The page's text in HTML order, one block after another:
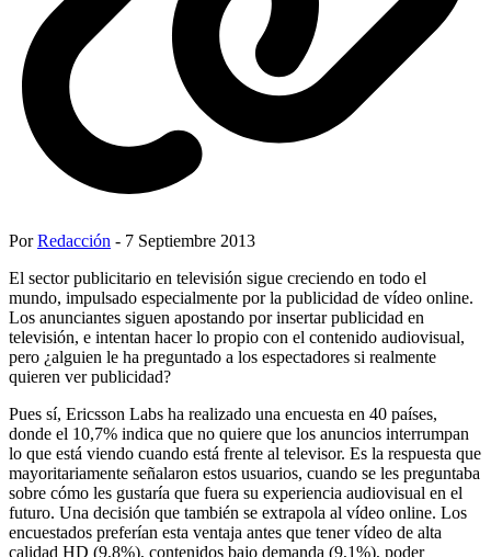
PorRedacción - 7 Septiembre 2013
El sector publicitario en televisión sigue creciendo en todo el
mundo, impulsado especialmente por la publicidad de vídeo online.
Los anunciantes siguen apostando por insertar publicidad en
televisión, e intentan hacer lo propio con el contenido audiovisual,
pero ¿alguien le ha preguntado a los espectadores si realmente
quieren ver publicidad?
Pues sí, Ericsson Labs ha realizado una encuesta en 40 países,
donde el 10,7% indica que no quiere que los anuncios interrumpan
lo que está viendo cuando está frente al televisor. Es la respuesta que
mayoritariamente señalaron estos usuarios, cuando se les preguntaba
sobre cómo les gustaría que fuera su experiencia audiovisual en el
futuro. Una decisión que también se extrapola al vídeo online. Los
encuestados preferían esta ventaja antes que tener vídeo de alta
calidad HD (9,8%), contenidos bajo demanda (9,1%), poder